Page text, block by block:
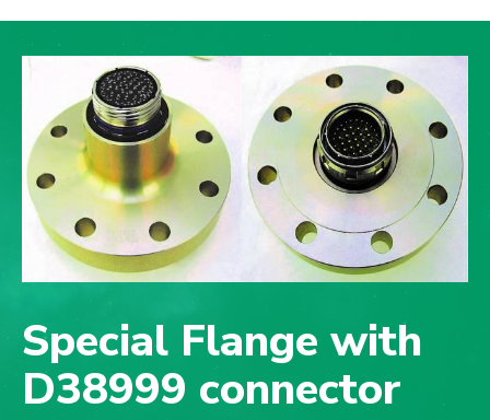
Image
Special Flange with
D38999 connector